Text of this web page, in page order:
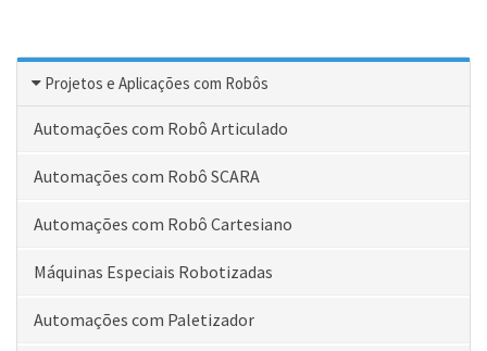
Projetos e Aplicações com Robôs
Automações com Robô Articulado
Automações com Robô SCARA
Automações com Robô Cartesiano
Máquinas Especiais Robotizadas
Automações com Paletizador